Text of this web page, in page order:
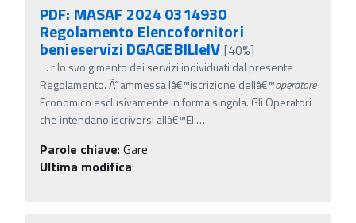
PDF: MASAF 2024 0314930
Regolamento Elencofornitori
benieservizi DGAGEBILIeIV [40%]
… r lo svolgimento dei servizi individuati dal presente
Regolamento. Ãˆ ammessa lâ€™iscrizione dellâ€™operatore
Economico esclusivamente in forma singola. Gli Operatori
che intendano iscriversi allâ€™El …
Parole chiave: Gare
Ultima modifica: